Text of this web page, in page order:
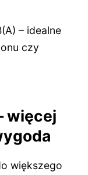
– idealne
czy
więcej
większego